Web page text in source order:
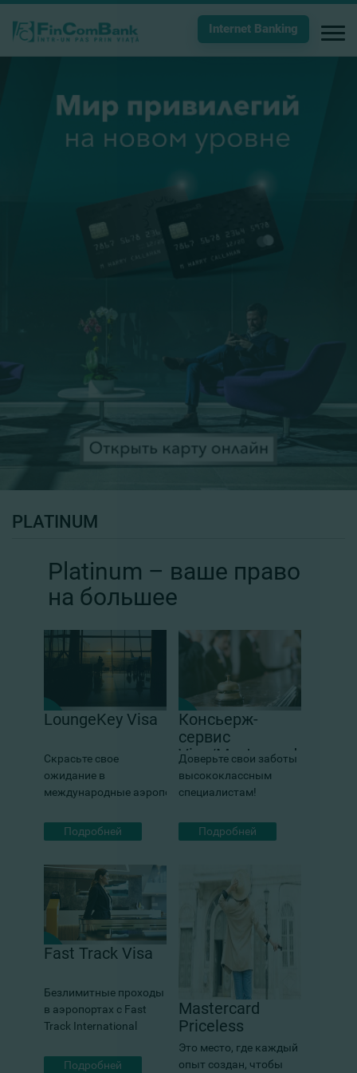
Internet Banking
PLATINUM
Platinum – ваше право
на большее
LoungeKey Visa
Скрасьте свое
ожидание в
международные аэропортах!
Подробней
Консьерж-
сервис
Visa/Mastercard
Доверьте свои заботы
высококлассным
специалистам!
Подробней
Fast Track Visa
Безлимитные проходы
в аэропортах с Fast
Track International
Подробней
Mastercard
Priceless
Это место, где каждый
опыт создан, чтобы